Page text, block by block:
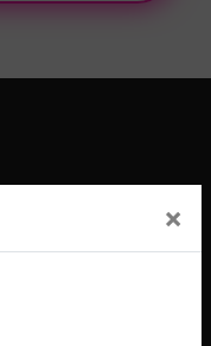
×